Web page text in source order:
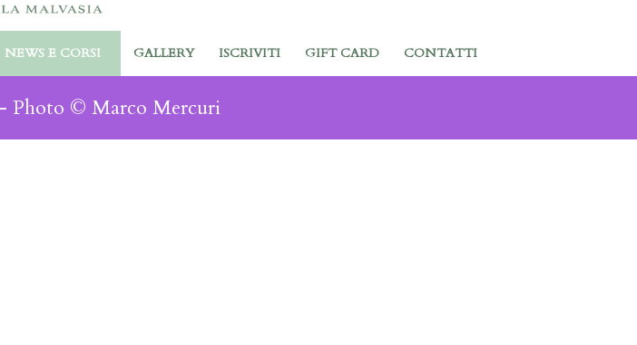
NEWS E CORSI GALLERY ISCRIVITI GIFT CARD CONTATTI
Photo © Marco Mercuri